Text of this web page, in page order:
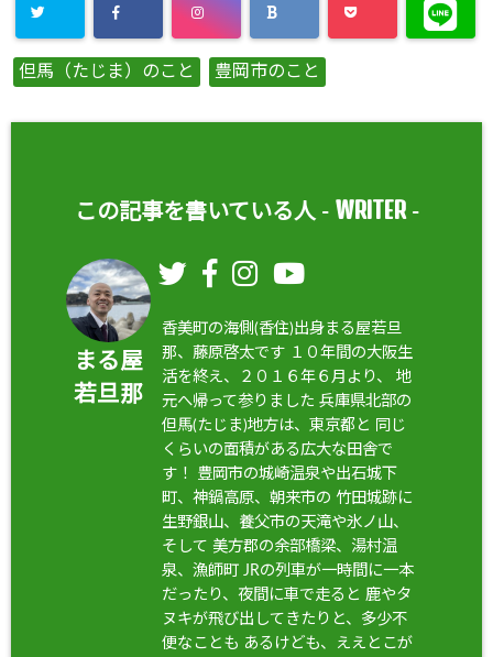
但馬（たじま）のこと 豊岡市のこと
この記事を書いている人 - WRITER-
まる屋
若旦那
香美町の海側(香住)出身まる屋若旦
那、藤原啓太です １０年間の大阪生
活を終え、２０１６年６月より、 地
元へ帰って参りました 兵庫県北部の
但馬(たじま)地方は、東京都と 同じ
くらいの面積がある広大な田舎で
す！ 豊岡市の城崎温泉や出石城下
町、神鍋高原、朝来市の 竹田城跡に
生野銀山、養父市の天滝や氷ノ山、
そして 美方郡の余部橋梁、湯村温
泉、漁師町 JRの列車が一時間に一本
だったり、夜間に車で走ると 鹿やタ
ヌキが飛び出してきたりと、多少不
便なことも あるけども、ええとこが